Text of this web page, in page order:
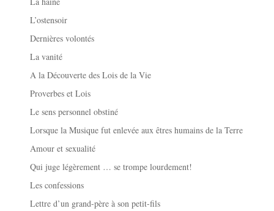
L’ostensoir
Dernières volontés
La vanité
A la Découverte des Lois de la Vie
Proverbes et Lois
Le sens personnel obstiné
Lorsque la Musique fut enlevée aux êtres humains de la Terre
Amour et sexualité
Qui juge légèrement … se trompe lourdement!
Les confessions
Lettre d’un grand-père à son petit-fils